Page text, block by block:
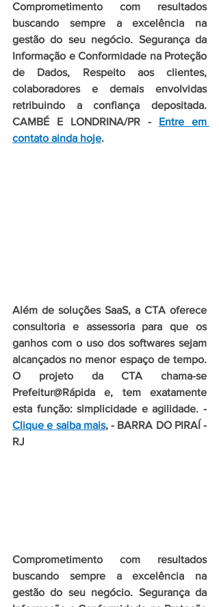
Comprometimento com resultados
buscando sempre a excelência na
gestão do seu negócio. Segurança da
Informação e Conformidade na Proteção
de Dados, Respeito aos clientes,
colaboradores e demais envolvidas
retribuindo a confiança depositada.
CAMBÉ E LONDRINA/PR - Entre em
contato ainda hoje.
Além de soluções SaaS, a CTA oferece
consultoria e assessoria para que os
ganhos com o uso dos softwares sejam
alcançados no menor espaço de tempo.
O projeto da CTA chama-se
Prefeitur@Rápida e, tem exatamente
Clique e saiba mais, - BARRA DO PIRAÍ -
RJ
Comprometimento com resultados
buscando sempre a excelência na
gestão do seu negócio. Segurança da